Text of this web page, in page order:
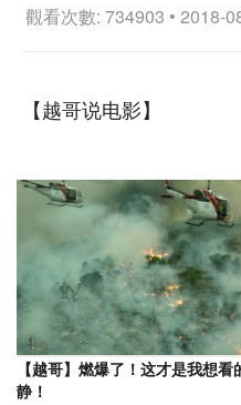
觀看次數: 734903 • 2018-
【越哥说电影】
【越哥】燃爆了！这才是我想
静！